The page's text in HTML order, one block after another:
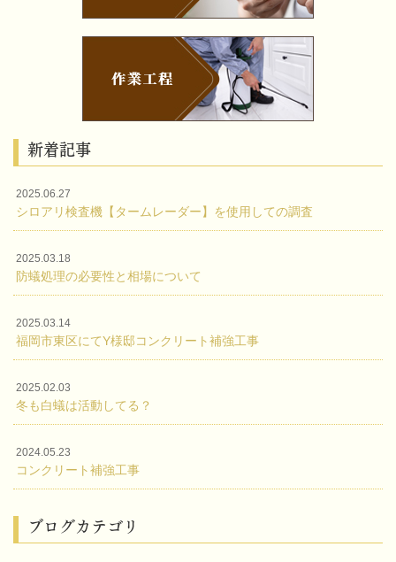
新着記事
2025.06.27
シロアリ検査機【タームレーダー】を使用しての調査
2025.03.18
防蟻処理の必要性と相場について
2025.03.14
福岡市東区にてY様邸コンクリート補強工事
2025.02.03
冬も白蟻は活動してる？
2024.05.23
コンクリート補強工事
ブログカテゴリ